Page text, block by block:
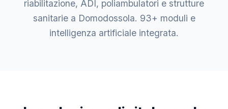
riabilitazione, ADI, poliambulatori e strutture
sanitarie a Domodossola. 93+ moduli e
intelligenza artificiale integrata.